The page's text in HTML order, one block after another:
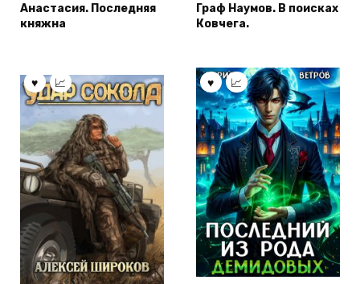
Анастасия. Последняя
княжна
Граф Наумов. В поисках
Ковчега.